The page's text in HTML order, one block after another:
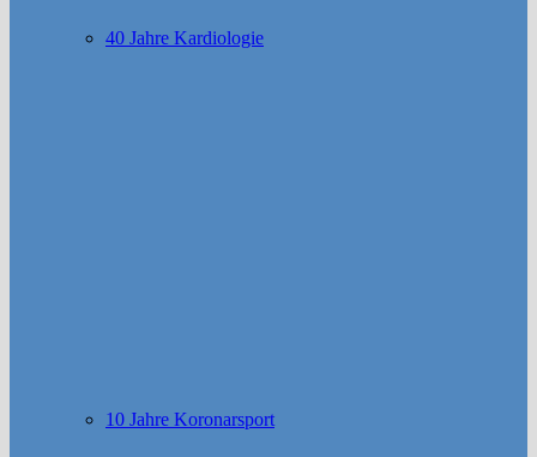
40 Jahre Kardiologie
10 Jahre Koronarsport